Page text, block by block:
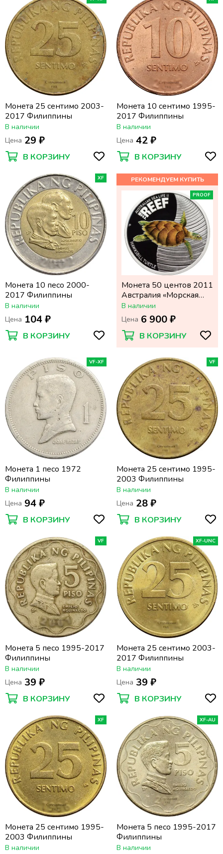
Монета 25 сентимо 2003-
2017 Филиппины
В наличии
Цена 29 ₽
В КОРЗИНУ
Монета 10 сентимо 1995-
2017 Филиппины
В наличии
Цена 42 ₽
В КОРЗИНУ
XF
Монета 10 песо 2000-
2017 Филиппины
В наличии
Цена 104 ₽
В КОРЗИНУ
PROOF
Монета 50 центов 2011
Австралия «Морская
жизнь Австралии:
Черепаха бисса»
В наличии
Цена 6 900 ₽
В КОРЗИНУ
VF-XF
Монета 1 песо 1972
Филиппины
В наличии
Цена 94 ₽
В КОРЗИНУ
VF
Монета 25 сентимо 1995-
2003 Филиппины
В наличии
Цена 28 ₽
В КОРЗИНУ
VF
Монета 5 песо 1995-2017
Филиппины
В наличии
Цена 39 ₽
В КОРЗИНУ
XF-UNC
Монета 25 сентимо 2003-
2017 Филиппины
В наличии
Цена 39 ₽
В КОРЗИНУ
XF
Монета 25 сентимо 1995-
2003 Филиппины
В наличии
XF-AU
Монета 5 песо 1995-2017
Филиппины
В наличии